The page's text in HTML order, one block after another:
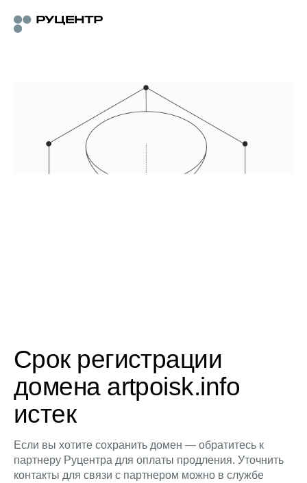
Срок регистрации
домена artpoisk.info
истек
Если вы хотите сохранить домен — обратитесь к
партнеру Руцентра для оплаты продления. Уточнить
контакты для связи с партнером можно в службе